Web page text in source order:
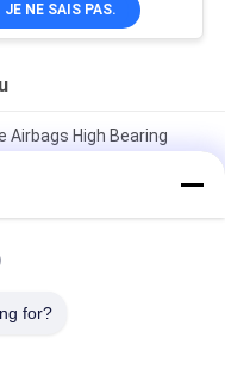
JE NE SAIS PAS.
Airbags High Bearing
caoutchouc naturel
de bateau de GV 24
for?